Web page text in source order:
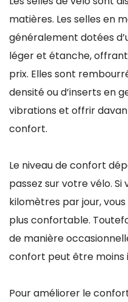
matières. Les selles en
généralement dotées
léger et étanche,
prix. Elles sont
densité ou d’inserts en
vibrations et offrir
confort.
Le niveau de confort
passez sur votre vélo.
kilomètres par jour, vous
plus confortable.
de manière
confort peut être moins
Pour améliorer le